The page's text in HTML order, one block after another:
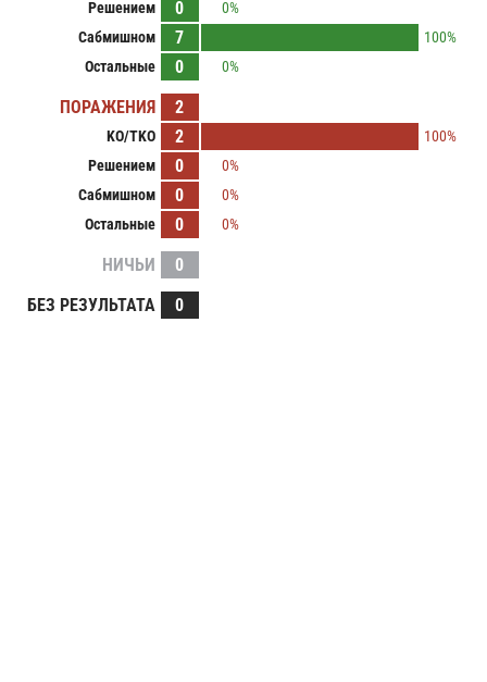
Решением
0
0%
Сабмишном
7
100%
Остальные
0 0%
ПОРАЖЕНИЯ 2
KO/TKO 2
100%
Решением
0
0%
Сабмишном
0
0%
Остальные
0 0%
НИЧЬИ
0
БЕЗ РЕЗУЛЬТАТА
0